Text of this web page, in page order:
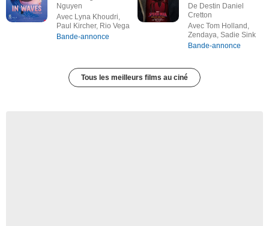
Nguyen
Avec Lyna Khoudri,
Paul Kircher, Rio Vega
Bande-annonce
De Destin Daniel
Cretton
Avec Tom Holland,
Zendaya, Sadie Sink
Bande-annonce
Tous les meilleurs films au ciné